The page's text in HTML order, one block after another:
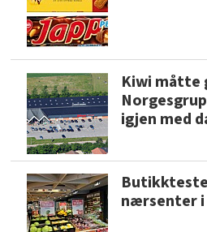
Kiwi måtte
igjen med
nærsenter